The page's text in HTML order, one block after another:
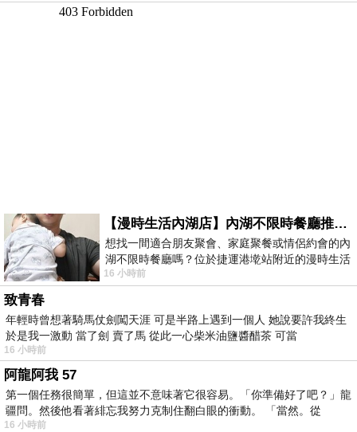
【漫時生活內湖店】內湖不限時餐廳推薦｜捷運港墘站美食，聚餐、約會、家庭聚會首選，正餐甜點一次滿足
想找一間適合朋友聚會、家庭聚餐或情侶約會的內
湖不限時餐廳嗎？位於捷運港墘站附近的漫時生活
內湖店，從捷運站步行約4分鐘即可抵
16 小時前
致青春
年輕時曾想著騎馬仗劍闖天涯 可是半路上遇到一個人 她說要許我終生
於是我一激動 當了劍 賣了馬 從此一心柴米油鹽醬醋茶 可當
16 小時前
阿龍阿我 57
第一個任務很簡單，但這並不意味著它很容易。「你準備好了吧？」龍
疆問。然後他看著緋忘我努力克制住翻白眼的衝動。 「當然。從
16 小時前